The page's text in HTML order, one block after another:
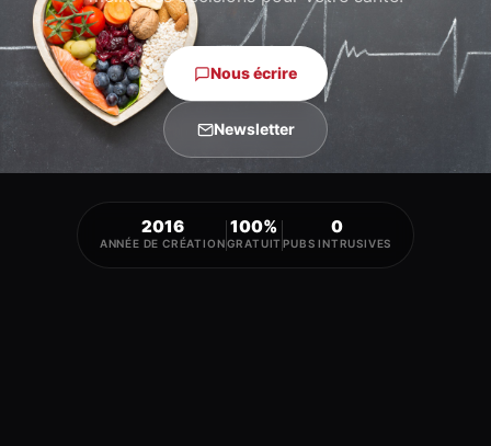
Nous écrire
Newsletter
2016
ANNÉE DE CRÉATION
100%
GRATUIT
0
PUBS INTRUSIVES